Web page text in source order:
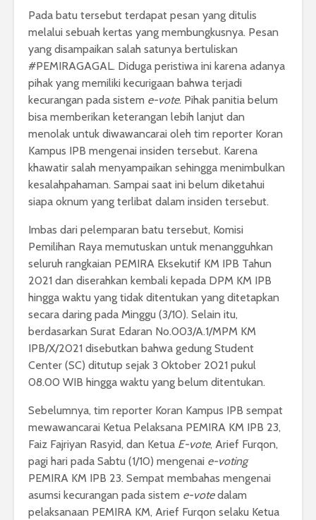
Pada batu tersebut terdapat pesan yang ditulis
melalui sebuah kertas yang membungkusnya. Pesan
yang disampaikan salah satunya bertuliskan
#PEMIRAGAGAL. Diduga peristiwa ini karena adanya
pihak yang memiliki kecurigaan bahwa terjadi
kecurangan pada sistem e-vote. Pihak panitia belum
bisa memberikan keterangan lebih lanjut dan
menolak untuk diwawancarai oleh tim reporter Koran
Kampus IPB mengenai insiden tersebut. Karena
khawatir salah menyampaikan sehingga menimbulkan
kesalahpahaman. Sampai saat ini belum diketahui
siapa oknum yang terlibat dalam insiden tersebut.
Imbas dari pelemparan batu tersebut, Komisi
Pemilihan Raya memutuskan untuk menangguhkan
seluruh rangkaian PEMIRA Eksekutif KM IPB Tahun
2021 dan diserahkan kembali kepada DPM KM IPB
hingga waktu yang tidak ditentukan yang ditetapkan
secara daring pada Minggu (3/10). Selain itu,
berdasarkan Surat Edaran No.003/A.1/MPM KM
IPB/X/2021 disebutkan bahwa gedung Student
Center (SC) ditutup sejak 3 Oktober 2021 pukul
08.00 WIB hingga waktu yang belum ditentukan.
Sebelumnya, tim reporter Koran Kampus IPB sempat
mewawancarai Ketua Pelaksana PEMIRA KM IPB 23,
Faiz Fajriyan Rasyid, dan Ketua E-vote, Arief Furqon,
pagi hari pada Sabtu (1/10) mengenai e-voting
PEMIRA KM IPB 23. Sempat membahas mengenai
asumsi kecurangan pada sistem e-votedalam
pelaksanaan PEMIRA KM, Arief Furqon selaku Ketua